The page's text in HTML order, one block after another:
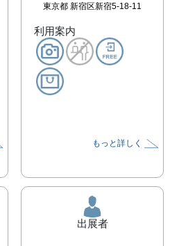
東京都 新宿区新宿5-18-11
利用案内
もっと詳しく
出展者